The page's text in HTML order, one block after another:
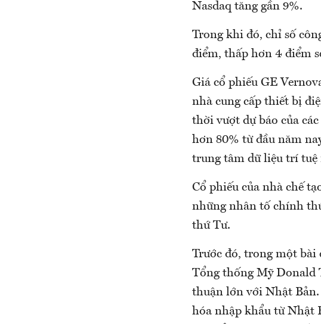
Nasdaq tăng gần 9%.
Trong khi đó, chỉ số
điểm, thấp hơn 4 điểm
Giá cổ phiếu GE
nhà cung cấp thiết bị
thời vượt dự báo của
hơn 80% từ đầu năm
trung tâm dữ liệu trí tuệ
Cổ phiếu của nhà chế
những nhân tố chính
thứ Tư.
Trước đó, trong một bài
Tổng thống Mỹ Donald
thuận lớn với Nhật
hóa nhập khẩu từ Nhật